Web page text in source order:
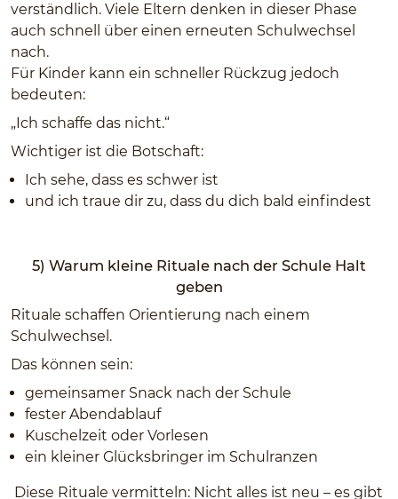
verständlich. Viele Eltern denken in dieser Phase
auch schnell über einen erneuten Schulwechsel
nach.
Für Kinder kann ein schneller Rückzug jedoch
bedeuten:
„Ich schaffe das nicht.“
Wichtiger ist die Botschaft:
Ich sehe, dass es schwer ist
und ich traue dir zu, dass du dich bald einfindest
5) Warum kleine Rituale nach der Schule Halt
geben
Rituale schaffen Orientierung nach einem
Schulwechsel.
Das können sein:
gemeinsamer Snack nach der Schule
fester Abendablauf
Kuschelzeit oder Vorlesen
ein kleiner Glücksbringer im Schulranzen
Diese Rituale vermitteln: Nicht alles ist neu – es gibt